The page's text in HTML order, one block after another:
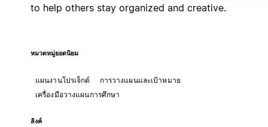
to help others stay organized and creative.
หมวดหมู่ยอดนิยม
แผนงานโปรเจ็กต์
การวางแผนและเป้าหมาย
เครื่องมือวางแผนการศึกษา
ลิงค์